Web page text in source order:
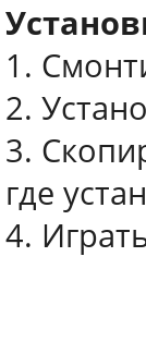
1.
2.
3.
где
4.